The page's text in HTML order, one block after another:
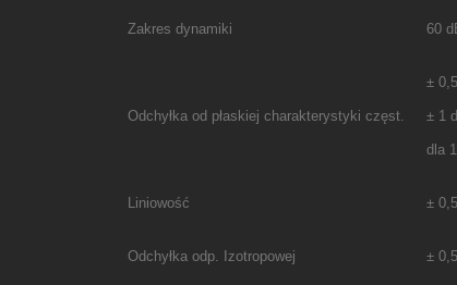
Zakres dynamiki 60
Odchyłka od płaskiej charakterystyki częst.
±
± 1
dla
Liniowość ±
Odchyłka odp. Izotropowej ±